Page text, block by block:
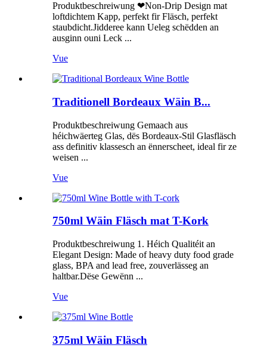
Produktbeschreiwung ❤Non-Drip Design mat
loftdichtem Kapp, perfekt fir Fläsch, perfekt
staubdicht.Jidderee kann Ueleg schëdden an
ausginn ouni Leck ...
Vue
Traditionell Bordeaux Wäin B...
Produktbeschreiwung Gemaach aus
héichwäerteg Glas, dës Bordeaux-Stil Glasfläsch
ass definitiv klassesch an ënnerscheet, ideal fir ze
weisen ...
Vue
750ml Wäin Fläsch mat T-Kork
Produktbeschreiwung 1. Héich Qualitéit an
Elegant Design: Made of heavy duty food grade
glass, BPA and lead free, zouverlässeg an
haltbar.Dëse Gewënn ...
Vue
375ml Wäin Fläsch